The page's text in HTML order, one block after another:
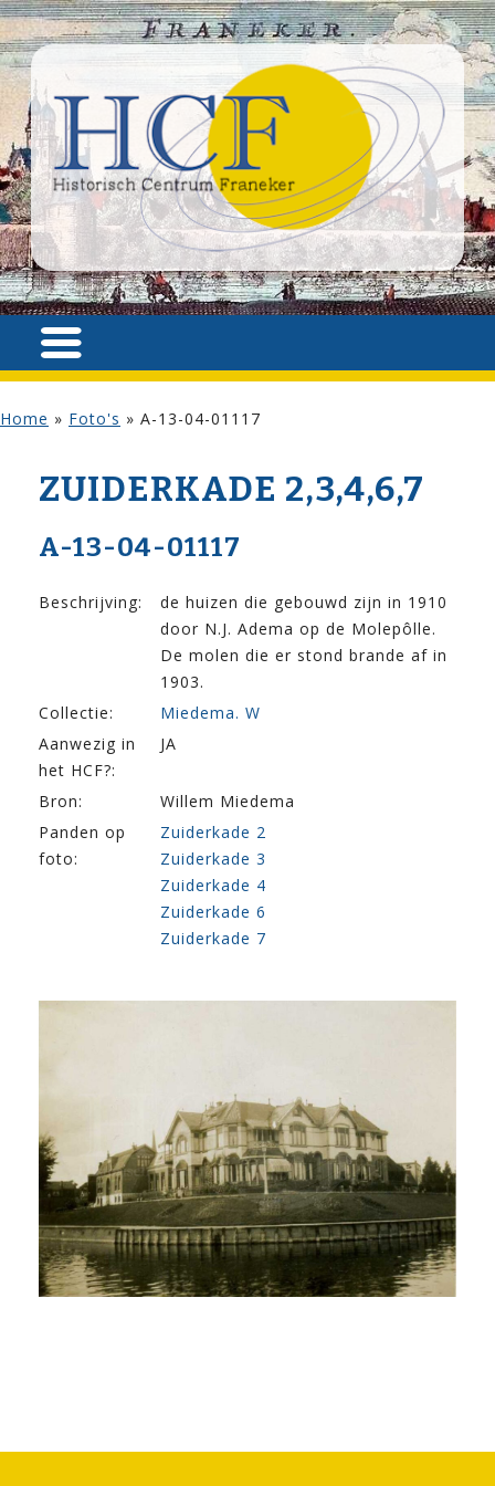
Home » Foto's » A-13-04-01117
ZUIDERKADE 2,3,4,6,7
A-13-04-01117
Beschrijving:
de huizen die gebouwd zijn in 1910
door N.J. Adema op de Molepôlle.
De molen die er stond brande af in
1903.
Collectie:
Miedema. W
Aanwezig in
het HCF?:
JA
Bron:
Willem Miedema
Panden op
foto:
Zuiderkade 2
Zuiderkade 3
Zuiderkade 4
Zuiderkade 6
Zuiderkade 7